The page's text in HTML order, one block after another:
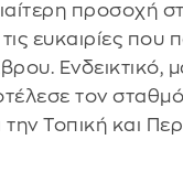
προσοχή
ευκαιρίες που
Ενδεικτικό,
τον
Τοπική και